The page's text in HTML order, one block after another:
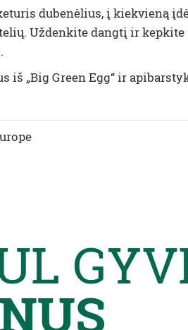
dubenėlius, į kiekvieną
Uždenkite dangtį ir
iš „Big Green Egg“ ir